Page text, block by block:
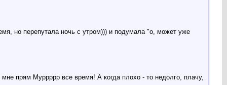
но перепутала ночь с утром))) и подумала "о, может уже
прям Муррррр все время! А когда плохо - то недолго, плачу,